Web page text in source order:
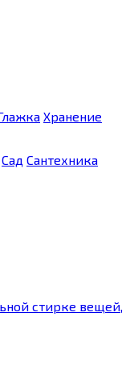
Хранение
Сад Сантехника
стирке вещей,